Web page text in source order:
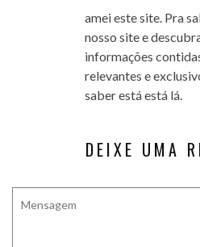
amei este site. Pra
nosso site e
informações
relevantes e
saber está está lá.
DEIXE UMA